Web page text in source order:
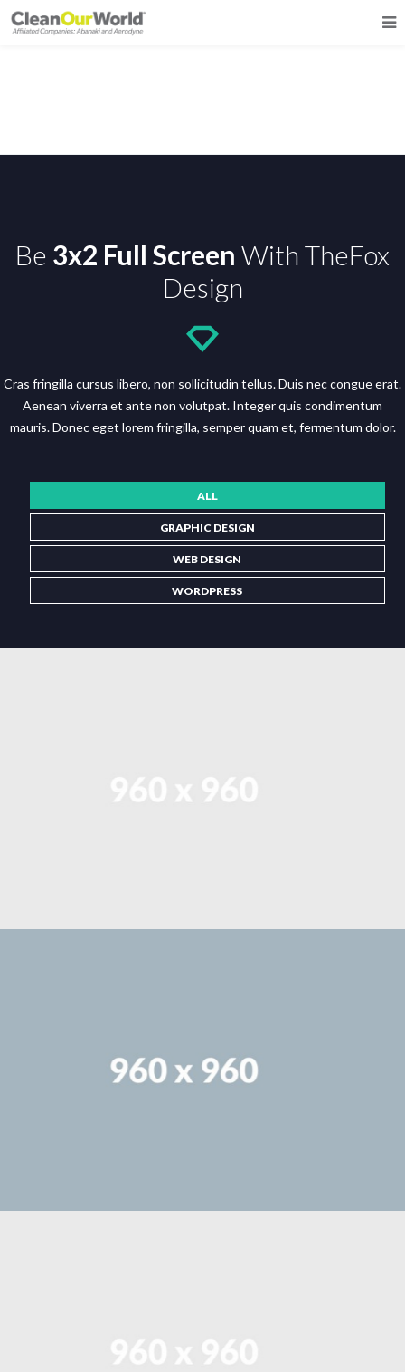
Be 3x2 Full Screen With TheFox
Design
Cras fringilla cursus libero, non sollicitudin tellus. Duis nec congue erat.
Aenean viverra et ante non volutpat. Integer quis condimentum
mauris. Donec eget lorem fringilla, semper quam et, fermentum dolor.
ALL
GRAPHIC DESIGN
WEB DESIGN
WORDPRESS